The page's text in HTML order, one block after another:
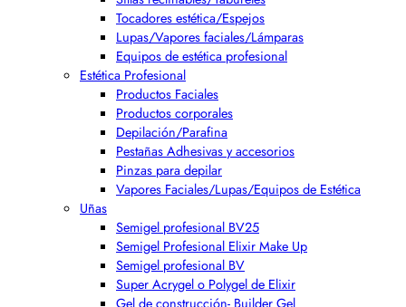
Tocadores estética/Espejos
Lupas/Vapores faciales/Lámparas
Equipos de estética profesional
Estética Profesional
Productos Faciales
Productos corporales
Depilación/Parafina
Pestañas Adhesivas y accesorios
Pinzas para depilar
Vapores Faciales/Lupas/Equipos de Estética
Uñas
Semigel profesional BV25
Semigel Profesional Elixir Make Up
Semigel profesional BV
Super Acrygel o Polygel de Elixir
Gel de construcción- Builder Gel